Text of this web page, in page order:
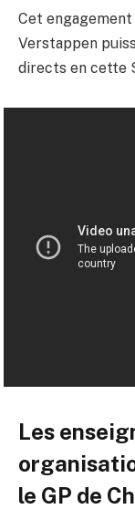
Cet
Verstappen
directs en cette
Les
le GP de